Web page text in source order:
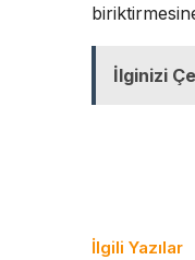
İlginizi
İlgili Yazılar